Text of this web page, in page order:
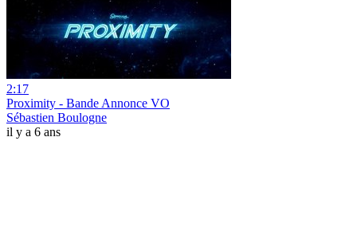
2:17
Proximity - Bande Annonce VO
Sébastien Boulogne
il y a 6 ans